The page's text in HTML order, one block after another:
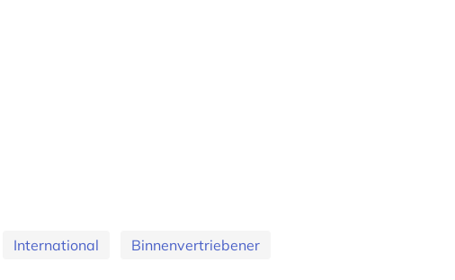
International Binnenvertriebener